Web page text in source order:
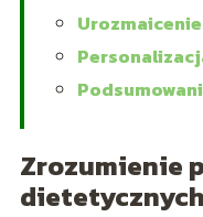
Zrozumienie
dietetycznych